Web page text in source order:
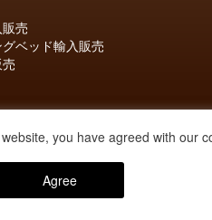
売
ベッド輸入販売
部
・ウイルス対策
INC. All rights reserved.
you have agreed with
Agree